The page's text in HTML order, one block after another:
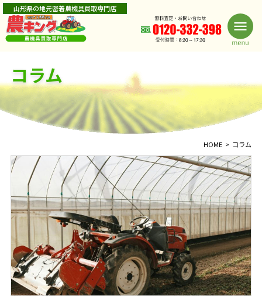
山形県の地元密着農機具買取専門店
コラム
HOME コラム